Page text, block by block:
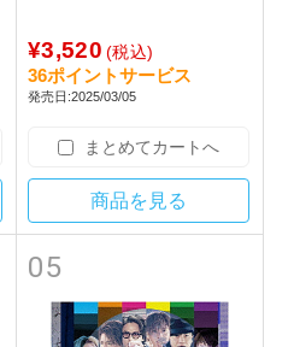
¥3,520 (税込)
36ポイントサービス
発売日:2025/03/05
まとめてカートへ
商品を見る
05